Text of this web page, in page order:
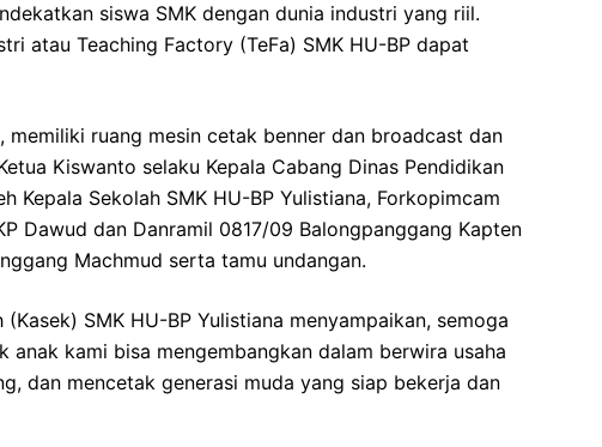
siswa SMK dengan dunia industri yang riil.
atau Teaching Factory (TeFa) SMK HU-BP dapat
memiliki ruang mesin cetak benner dan broadcast dan
Kiswanto selaku Kepala Cabang Dinas Pendidikan
Kepala Sekolah SMK HU-BP Yulistiana, Forkopimcam
Dawud dan Danramil 0817/09 Balongpanggang Kapten
Machmud serta tamu undangan.
SMK HU-BP Yulistiana menyampaikan, semoga
anak kami bisa mengembangkan dalam berwira usaha
dan mencetak generasi muda yang siap bekerja dan